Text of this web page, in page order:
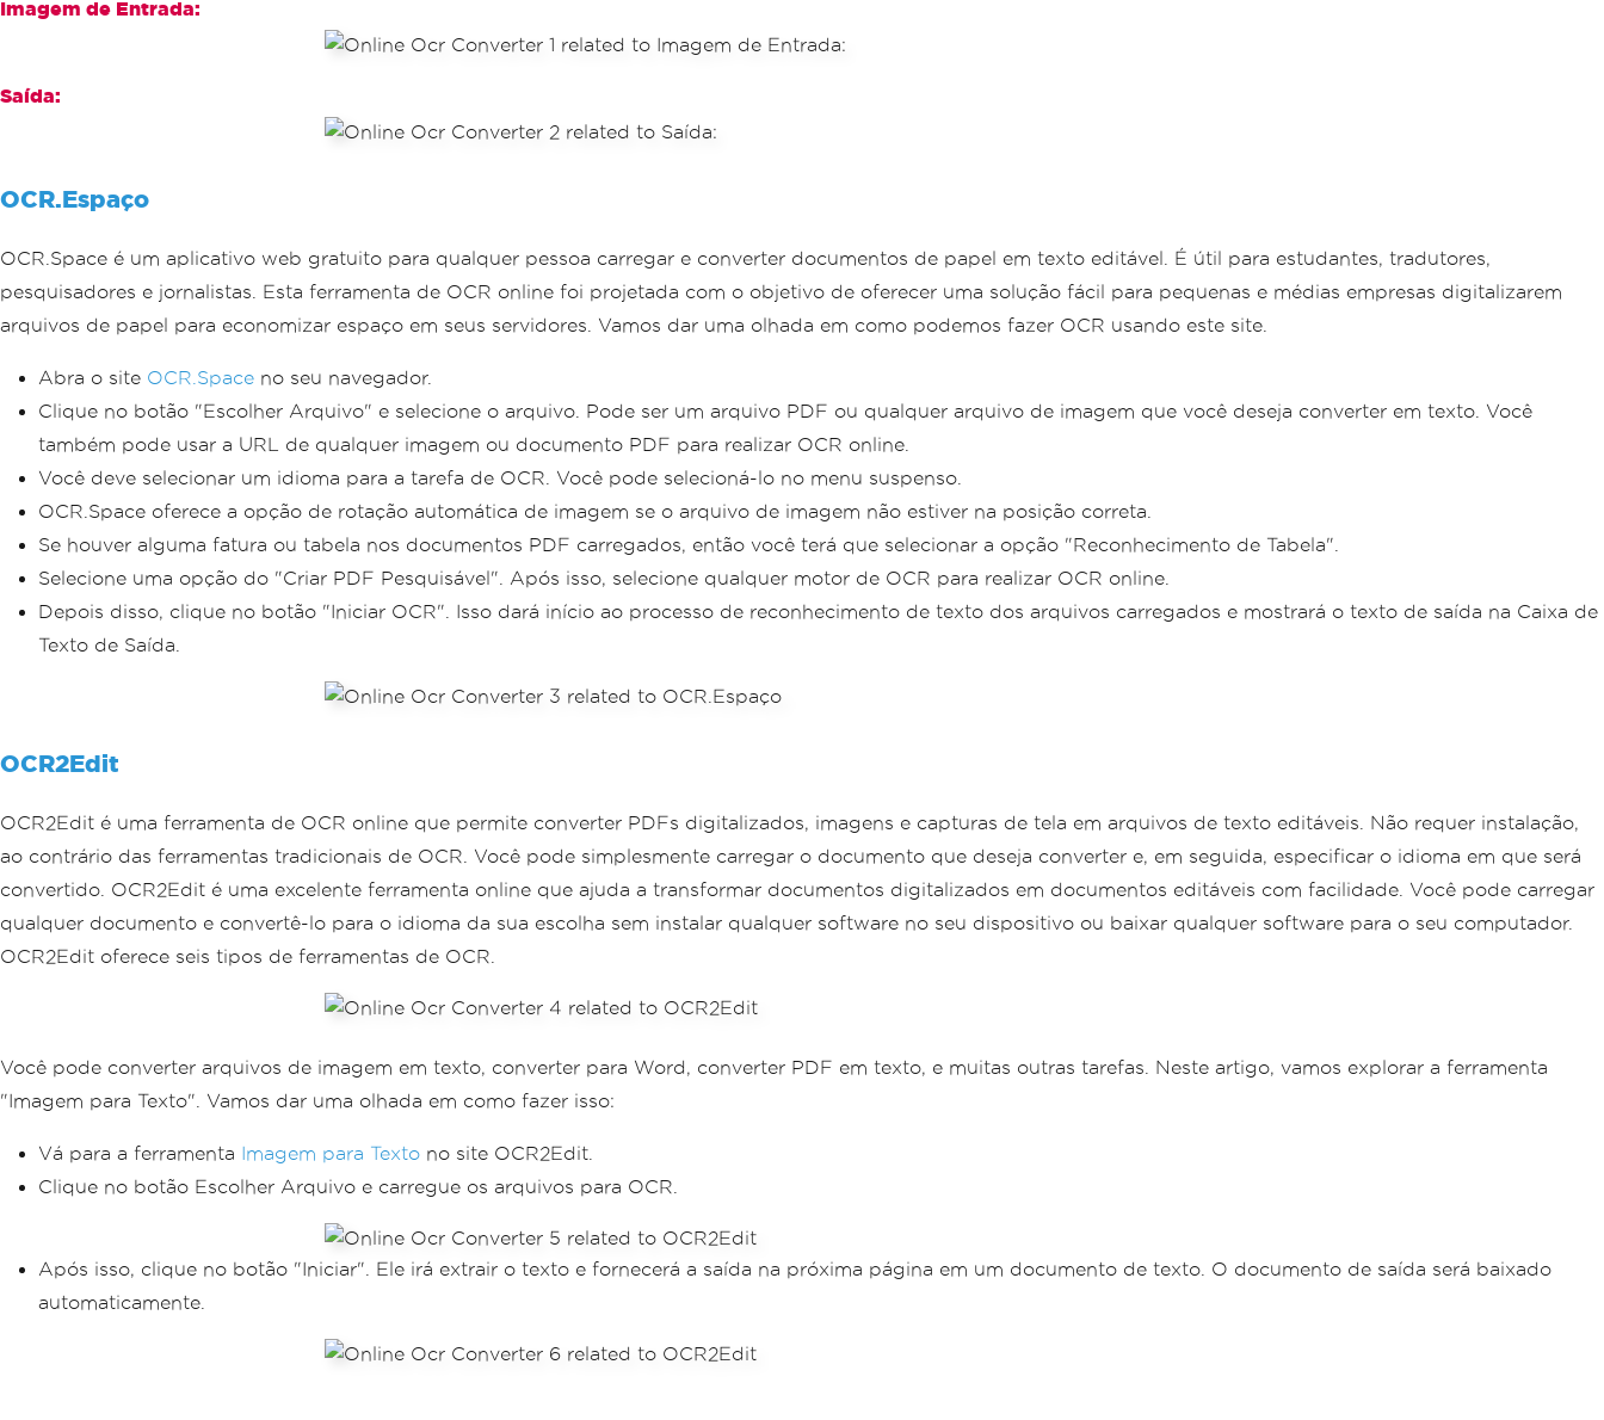
Imagem de Entrada:
Saída:
OCR.Espaço
OCR.Space é um aplicativo web gratuito para qualquer pessoa carregar e converter documentos de papel em texto editável. É útil para estudantes, tradutores,
pesquisadores e jornalistas. Esta ferramenta de OCR online foi projetada com o objetivo de oferecer uma solução fácil para pequenas e médias empresas digitalizarem
arquivos de papel para economizar espaço em seus servidores. Vamos dar uma olhada em como podemos fazer OCR usando este site.
Abra o site OCR.Space no seu navegador.
Clique no botão "Escolher Arquivo" e selecione o arquivo. Pode ser um arquivo PDF ou qualquer arquivo de imagem que você deseja converter em texto. Você
também pode usar a URL de qualquer imagem ou documento PDF para realizar OCR online.
Você deve selecionar um idioma para a tarefa de OCR. Você pode selecioná-lo no menu suspenso.
OCR.Space oferece a opção de rotação automática de imagem se o arquivo de imagem não estiver na posição correta.
Se houver alguma fatura ou tabela nos documentos PDF carregados, então você terá que selecionar a opção "Reconhecimento de Tabela".
Selecione uma opção do "Criar PDF Pesquisável". Após isso, selecione qualquer motor de OCR para realizar OCR online.
Depois disso, clique no botão "Iniciar OCR". Isso dará início ao processo de reconhecimento de texto dos arquivos carregados e mostrará o texto de saída na Caixa de
Texto de Saída.
OCR2Edit
OCR2Edit é uma ferramenta de OCR online que permite converter PDFs digitalizados, imagens e capturas de tela em arquivos de texto editáveis. Não requer instalação,
ao contrário das ferramentas tradicionais de OCR. Você pode simplesmente carregar o documento que deseja converter e, em seguida, especificar o idioma em que será
convertido. OCR2Edit é uma excelente ferramenta online que ajuda a transformar documentos digitalizados em documentos editáveis com facilidade. Você pode carregar
qualquer documento e convertê-lo para o idioma da sua escolha sem instalar qualquer software no seu dispositivo ou baixar qualquer software para o seu computador.
OCR2Edit oferece seis tipos de ferramentas de OCR.
Você pode converter arquivos de imagem em texto, converter para Word, converter PDF em texto, e muitas outras tarefas. Neste artigo, vamos explorar a ferramenta
"Imagem para Texto". Vamos dar uma olhada em como fazer isso:
Vá para a ferramenta Imagem para Texto no site OCR2Edit.
Clique no botão Escolher Arquivo e carregue os arquivos para OCR.
Após isso, clique no botão "Iniciar". Ele irá extrair o texto e fornecerá a saída na próxima página em um documento de texto. O documento de saída será baixado
automaticamente.